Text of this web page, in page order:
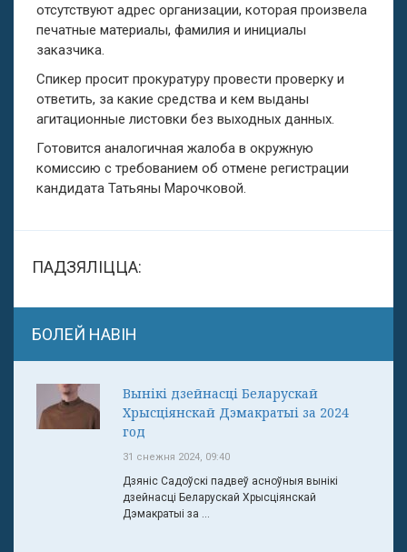
отсутствуют адрес организации, которая произвела
печатные материалы, фамилия и инициалы
заказчика.
Спикер просит прокуратуру провести проверку и
ответить, за какие средства и кем выданы
агитационные листовки без выходных данных.
Готовится аналогичная жалоба в окружную
комиссию с требованием об отмене регистрации
кандидата Татьяны Марочковой.
ПАДЗЯЛІЦЦА:
БОЛЕЙ НАВІН
Вынікі дзейнасці Беларускай
Хрысціянскай Дэмакратыі за 2024
год
31 снежня 2024, 09:40
Дзяніс Садоўскі падвеў асноўныя вынікі
дзейнасці Беларускай Хрысціянскай
Дэмакратыі за ...